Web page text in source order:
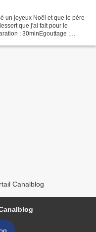
un joyeux Noêl et que le pére-
que j'ai fait pour le
: 30minEgouttage :
Canalblog